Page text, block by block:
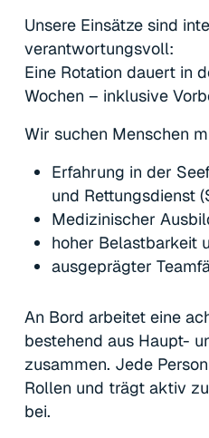
Unsere Einsätze sind
verantwortungsvoll:
Eine Rotation dauert in
Wochen – inklusive
Wir suchen Menschen
Erfahrung in der
und Rettungsdienst
Medizinischer
hoher Belastbarkeit
ausgeprägter
An Bord arbeitet eine
bestehend aus Haupt-
zusammen. Jede
Rollen und trägt aktiv
bei.